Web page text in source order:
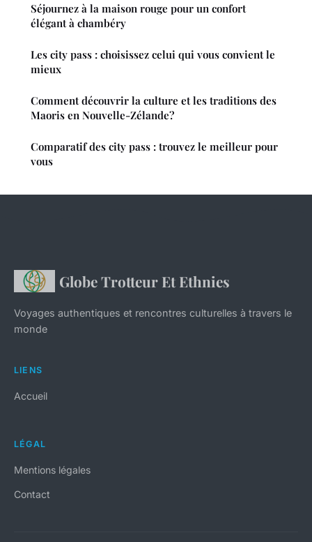
Séjournez à la maison rouge pour un confort
élégant à chambéry
Les city pass : choisissez celui qui vous convient le
mieux
Comment découvrir la culture et les traditions des
Maoris en Nouvelle-Zélande?
Comparatif des city pass : trouvez le meilleur pour
vous
Globe Trotteur Et Ethnies
Voyages authentiques et rencontres culturelles à travers le
monde
LIENS
Accueil
LÉGAL
Mentions légales
Contact